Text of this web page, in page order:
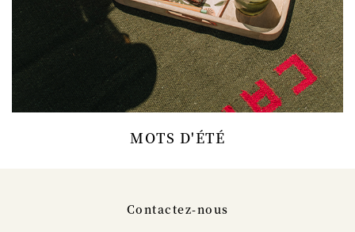
MOTS D'ÉTÉ
Contactez-nous